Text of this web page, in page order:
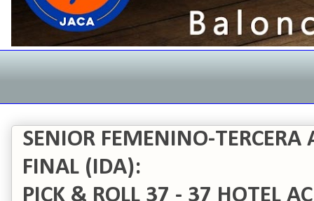
SENIOR FEMENINO-TERCERA
FINAL (IDA):
PICK & ROLL 37 - 37 HOTEL